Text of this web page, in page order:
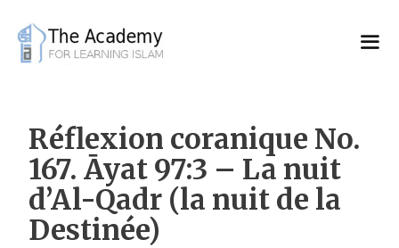
content
Réflexion coranique No.
167. Āyat 97:3 – La nuit
d’Al-Qadr (la nuit de la
Destinée)